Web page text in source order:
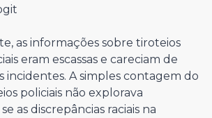
as informações sobre tiroteios
eram escassas e careciam de
incidentes. A simples contagem do
policiais não explorava
as discrepâncias raciais na